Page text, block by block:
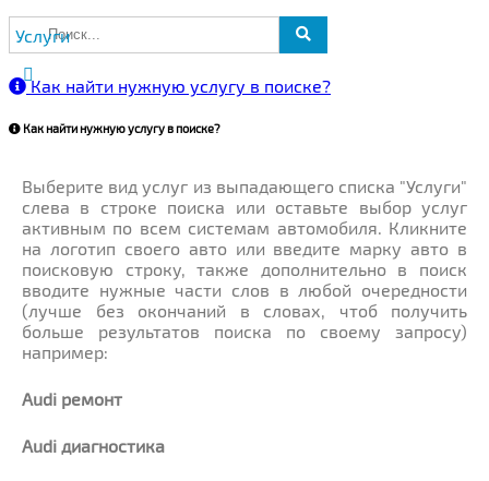
Услуги
Как найти нужную услугу в поиске?
Как найти нужную услугу в поиске?
Выберите вид услуг из выпадающего списка "Услуги"
слева в строке поиска или оставьте выбор услуг
активным по всем системам автомобиля. Кликните
на логотип своего авто или введите марку авто в
поисковую строку, также дополнительно в поиск
вводите нужные части слов в любой очередности
(лучше без окончаний в словах, чтоб получить
больше результатов поиска по своему запросу)
например:
Audi ремонт
Audi диагностика